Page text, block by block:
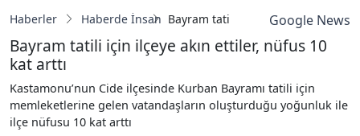
Haberler Haberde İnsan Bayram tatili için ilçeye akın ettiler,
Google News
Bayram tatili için ilçeye akın ettiler, nüfus 10
kat arttı
Kastamonu’nun Cide ilçesinde Kurban Bayramı tatili için
memleketlerine gelen vatandaşların oluşturduğu yoğunluk ile
ilçe nüfusu 10 kat arttı